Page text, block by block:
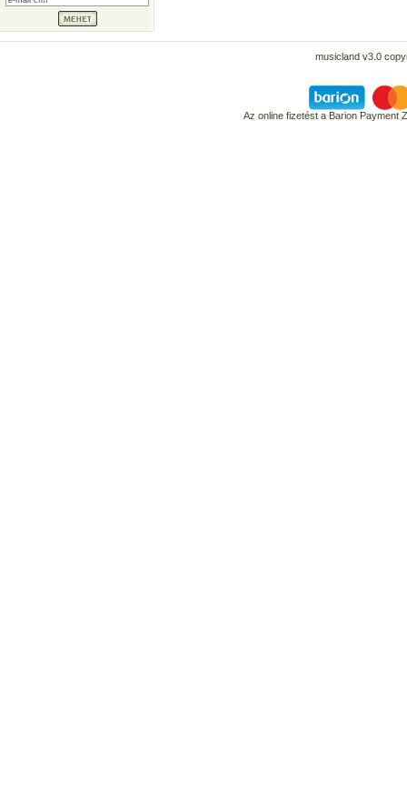
musicland v3.0
Az online fizetést a Barion Payment